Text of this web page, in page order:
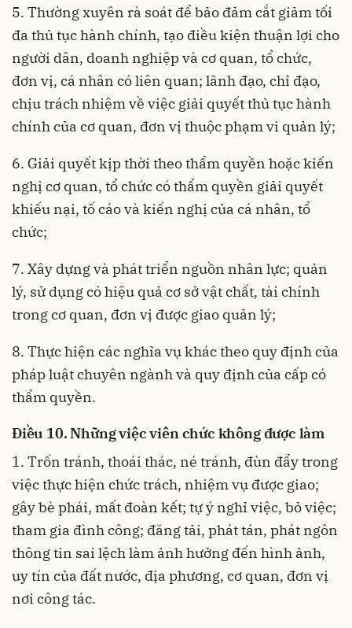
5. Thường xuyên rà soát để bảo đảm cắt giảm tối
đa thủ tục hành chính, tạo điều kiện thuận lợi cho
người dân, doanh nghiệp và cơ quan, tổ chức,
đơn vị, cá nhân có liên quan; lãnh đạo, chỉ đạo,
chịu trách nhiệm về việc giải quyết thủ tục hành
chính của cơ quan, đơn vị thuộc phạm vi quản lý;
6. Giải quyết kịp thời theo thẩm quyền hoặc kiến
nghị cơ quan, tổ chức có thẩm quyền giải quyết
khiếu nại, tố cáo và kiến nghị của cá nhân, tổ
chức;
7. Xây dựng và phát triển nguồn nhân lực; quản
lý, sử dụng có hiệu quả cơ sở vật chất, tài chính
trong cơ quan, đơn vị được giao quản lý;
8. Thực hiện các nghĩa vụ khác theo quy định của
pháp luật chuyên ngành và quy định của cấp có
thẩm quyền.
Điều 10. Những việc viên chức không được làm
1. Trốn tránh, thoái thác, né tránh, đùn đẩy trong
việc thực hiện chức trách, nhiệm vụ được giao;
gây bè phái, mất đoàn kết; tự ý nghỉ việc, bỏ việc;
tham gia đình công; đăng tải, phát tán, phát ngôn
thông tin sai lệch làm ảnh hưởng đến hình ảnh,
uy tín của đất nước, địa phương, cơ quan, đơn vị
nơi công tác.